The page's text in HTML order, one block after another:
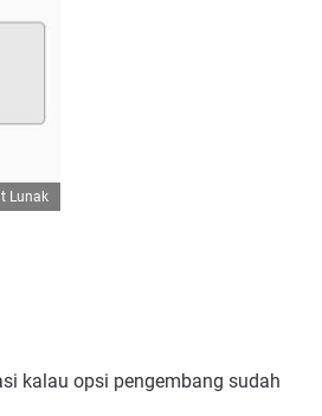
Lunak
kalau opsi pengembang sudah